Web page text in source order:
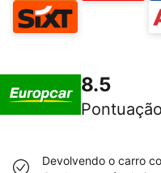
8.5
Pontuação
Devolvendo o carro